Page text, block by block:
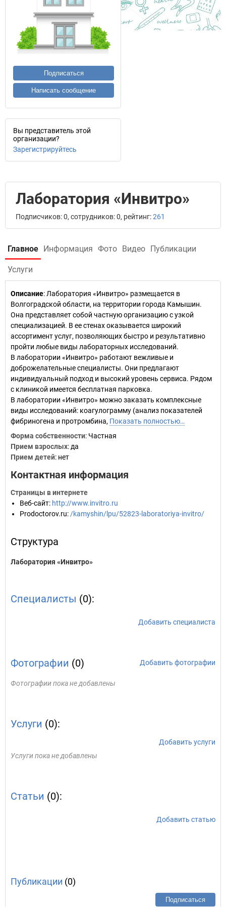
Подписаться
Написать сообщение
Вы представитель этой
организации?
Зарегистрируйтесь
Лаборатория «Инвитро»
Подписчиков: 0, сотрудников: 0, рейтинг:261
Главное Информация Фото Видео Публикации
Услуги
Описание: Лаборатория «Инвитро» размещается в
Волгоградской области, на территории города Камышин.
Она представляет собой частную организацию с узкой
специализацией. В ее стенах оказывается широкий
ассортимент услуг, позволяющих быстро и результативно
пройти любые виды лабораторных исследований.
В лаборатории «Инвитро» работают вежливые и
доброжелательные специалисты. Они предлагают
индивидуальный подход и высокий уровень сервиса. Рядом
с клиникой имеется бесплатная парковка.
В лаборатории «Инвитро» можно заказать комплексные
виды исследований: коагулограмму (анализ показателей
фибриногена и протромбина, Показать полностью…
Форма собственности: Частная
Прием взрослых: да
Прием детей: нет
Контактная информация
Страницы в интернете
Веб-сайт: http://www.invitro.ru
Prodoctorov.ru: /kamyshin/lpu/52823-laboratoriya-invitro/
Структура
Лаборатория «Инвитро»
Специалисты (0):
Добавить специалиста
Фотографии (0) Добавить фотографии
Фотографии пока не добавлены
Услуги (0):
Добавить услуги
Услуги пока не добавлены
Статьи (0):
Добавить статью
Публикации (0)
Подписаться